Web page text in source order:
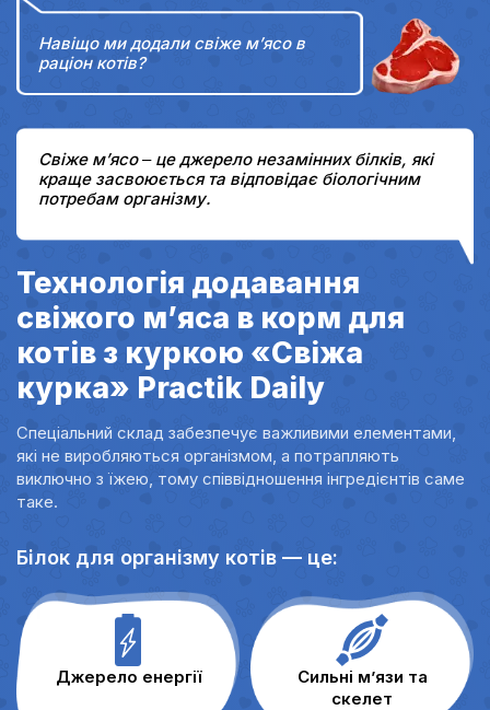
Навіщо ми додали свіже м’ясо в
раціон котів?
Свіже м’ясо ‒ це джерело незамінних білків, які
краще засвоюється та відповідає біологічним
потребам організму.
Технологія додавання
свіжого м’яса в корм для
котів з куркою «Свіжа
курка» Practik Daily
Спеціальний склад забезпечує важливими елементами,
які не виробляються організмом, а потрапляють
виключно з їжею, тому співвідношення інгредієнтів саме
таке.
Білок для організму котів — це:
Джерело енергії
Сильні м’язи та
скелет